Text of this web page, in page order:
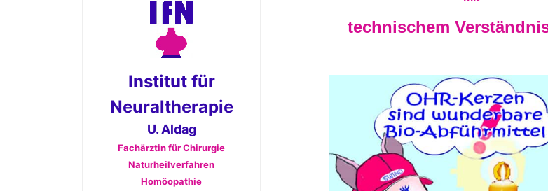
Institut für
Neuraltherapie
U. Aldag
Fachärztin für Chirurgie
Naturheilverfahren
Homöopathie
technischem